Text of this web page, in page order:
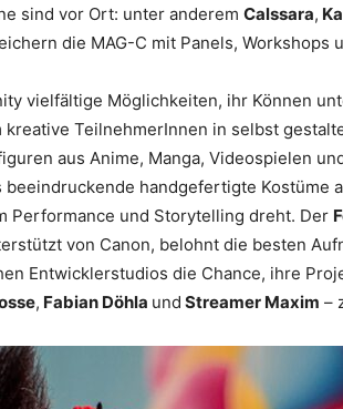
sind vor Ort: unter anderem Calssara,
die MAG-C mit Panels, Workshops
vielfältige Möglichkeiten, ihr Können
kreative TeilnehmerInnen in selbst
aus Anime, Manga, Videospielen
handgefertigte Kostüme
Performance und Storytelling dreht. Der
von Canon, belohnt die besten
Entwicklerstudios die Chance, ihre
, Fabian Döhla und Streamer Maxim –